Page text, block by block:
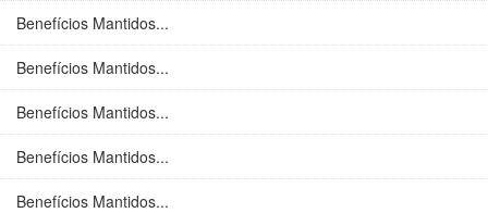
Benefícios Mantidos...
Benefícios Mantidos...
Benefícios Mantidos...
Benefícios Mantidos...
Benefícios Mantidos...